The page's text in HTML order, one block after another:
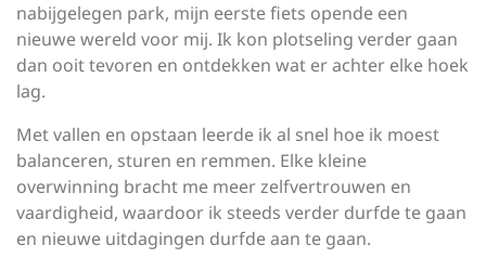
nabijgelegen park, mijn eerste fiets opende een
nieuwe wereld voor mij. Ik kon plotseling verder gaan
dan ooit tevoren en ontdekken wat er achter elke hoek
lag.
Met vallen en opstaan leerde ik al snel hoe ik moest
balanceren, sturen en remmen. Elke kleine
overwinning bracht me meer zelfvertrouwen en
vaardigheid, waardoor ik steeds verder durfde te gaan
en nieuwe uitdagingen durfde aan te gaan.